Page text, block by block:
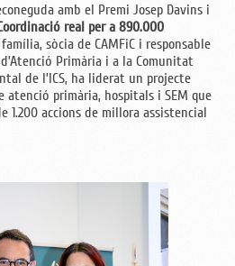
amb el Premi Josep Davins i
real per a 890.000
sòcia de CAMFiC i responsable
Primària i a la Comunitat
de l’ICS, ha liderat un projecte
atenció primària, hospitals i SEM que
1.200 accions de millora assistencial